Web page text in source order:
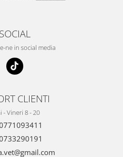
SOCIAL
ne in social media
CLIENTI
- Vineri 8 - 20